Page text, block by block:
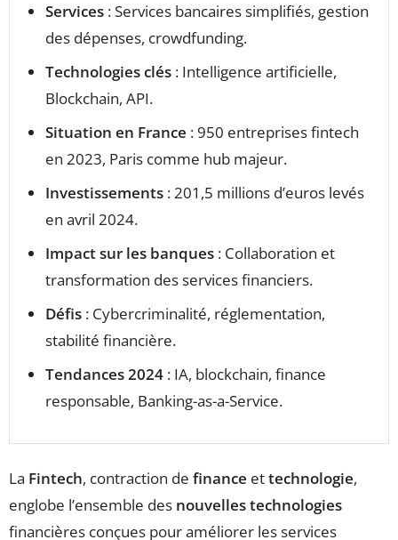
Services : Services bancaires simplifiés, gestion
des dépenses, crowdfunding.
Technologies clés : Intelligence artificielle,
Blockchain, API.
Situation en France : 950 entreprises fintech
en 2023, Paris comme hub majeur.
Investissements : 201,5 millions d’euros levés
en avril 2024.
Impact sur les banques : Collaboration et
transformation des services financiers.
Défis : Cybercriminalité, réglementation,
stabilité financière.
Tendances 2024 : IA, blockchain, finance
responsable, Banking-as-a-Service.
La Fintech, contraction de finance ettechnologie,
englobe l’ensemble des nouvelles technologies
financières conçues pour améliorer les services